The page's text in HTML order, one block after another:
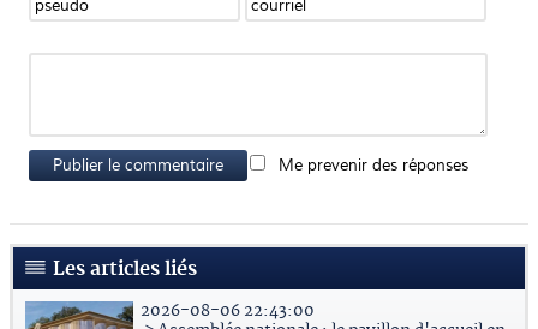
Publier le commentaire Me prevenir des réponses
Les articles liés
2026-08-06 22:43:00